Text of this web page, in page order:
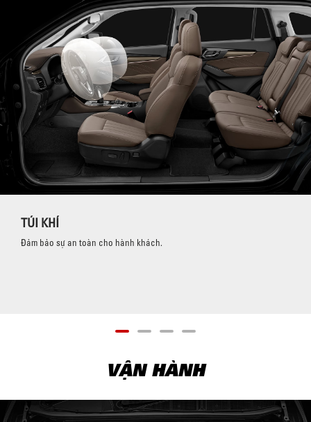
TÚI KHÍ
Đảm bảo sự an toàn cho hành khách.
VẬN HÀNH